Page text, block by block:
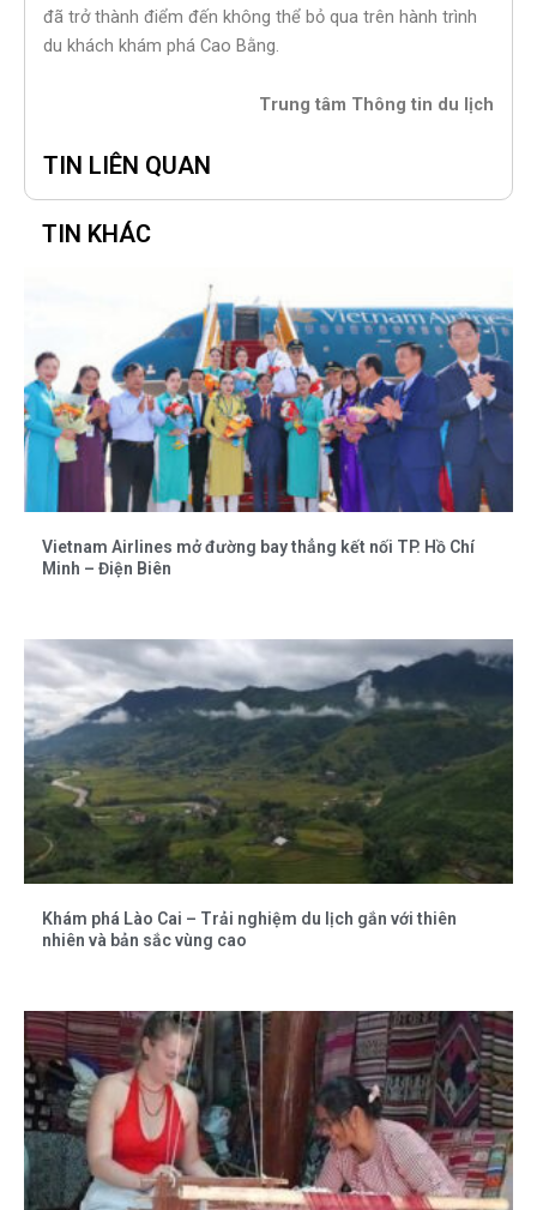
đã trở thành điểm đến không thể bỏ qua trên hành trình
du khách khám phá Cao Bằng.
Trung tâm Thông tin du lịch
TIN LIÊN QUAN
TIN KHÁC
Vietnam Airlines mở đường bay thẳng kết nối TP. Hồ Chí
Minh – Điện Biên
Khám phá Lào Cai – Trải nghiệm du lịch gắn với thiên
nhiên và bản sắc vùng cao